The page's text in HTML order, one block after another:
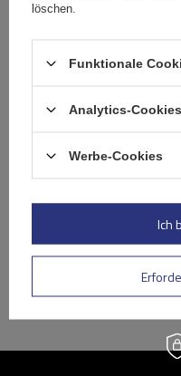
Peruzzo Firenze 2 E-
174,99 €
Niedrigster Preis in 30 Tagen vor
Große Menge verfügbar
In
löschen.
Funktionale
Analytics-Cookies
Werbe-Cookies
Ich